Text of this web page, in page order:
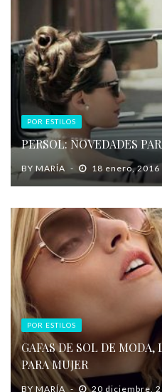
POR ESTILOS
PERSOL: NOVEDADES
BY MARÍA 18 enero, 2016
POR ESTILOS
GAFAS DE SOL DE MODA,
PARA MUJER
BY MARÍA 20 diciembre,